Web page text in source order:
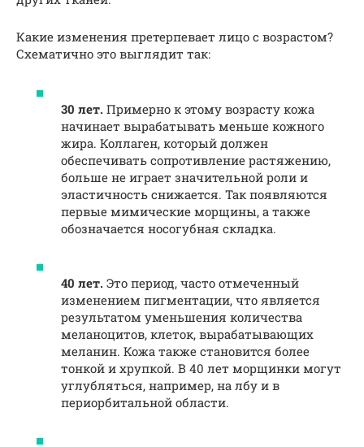
Какие изменения претерпевает лицо с возрастом?
Схематично это выглядит так:
30 лет. Примерно к этому возрасту кожа
начинает вырабатывать меньше кожного
жира. Коллаген, который должен
обеспечивать сопротивление растяжению,
больше не играет значительной роли и
эластичность снижается. Так появляются
первые мимические морщины, а также
обозначается носогубная складка.
40 лет. Это период, часто отмеченный
изменением пигментации, что является
результатом уменьшения количества
меланоцитов, клеток, вырабатывающих
меланин. Кожа также становится более
тонкой и хрупкой. В 40 лет морщинки могут
углубляться, например, на лбу и в
периорбитальной области.